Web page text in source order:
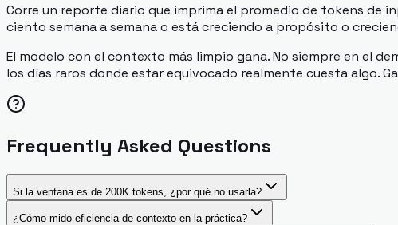
Corre un reporte diario que imprima el promedio de tokens de
ciento semana a semana o está creciendo a propósito o
El modelo con el contexto más limpio gana. No siempre en el
los días raros donde estar equivocado realmente cuesta algo.
Frequently Asked Questions
Si la ventana es de 200K tokens, ¿por qué no usarla?
¿Cómo mido eficiencia de contexto en la práctica?